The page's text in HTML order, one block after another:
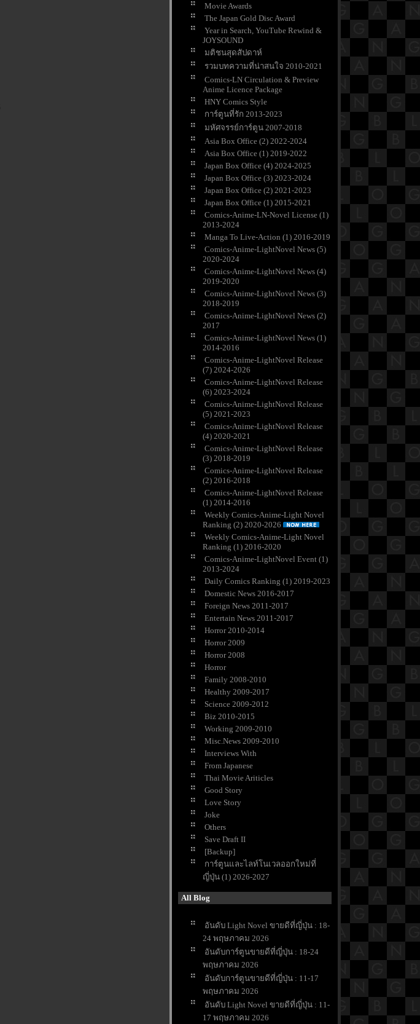
Movie Awards
The Japan Gold Disc Award
Year in Search, YouTube Rewind &
JOYSOUND
มติชนสุดสัปดาห์
รวมบทความที่น่าสนใจ 2010-2021
Comics-LN Circulation & Preview
Anime Licence Package
HNY Comics Style
การ์ตูนที่รัก 2013-2023
มหัศจรรย์การ์ตูน 2007-2018
Asia Box Office (2) 2022-2024
Asia Box Office (1) 2019-2022
Japan Box Office (4) 2024-2025
Japan Box Office (3) 2023-2024
Japan Box Office (2) 2021-2023
Japan Box Office (1) 2015-2021
Comics-Anime-LN-Novel License (1)
2013-2024
Manga To Live-Action (1) 2016-2019
Comics-Anime-LightNovel News (5)
2020-2024
Comics-Anime-LightNovel News (4)
2019-2020
Comics-Anime-LightNovel News (3)
2018-2019
Comics-Anime-LightNovel News (2)
2017
Comics-Anime-LightNovel News (1)
2014-2016
Comics-Anime-LightNovel Release
(7) 2024-2026
Comics-Anime-LightNovel Release
(6) 2023-2024
Comics-Anime-LightNovel Release
(5) 2021-2023
Comics-Anime-LightNovel Release
(4) 2020-2021
Comics-Anime-LightNovel Release
(3) 2018-2019
Comics-Anime-LightNovel Release
(2) 2016-2018
Comics-Anime-LightNovel Release
(1) 2014-2016
Weekly Comics-Anime-Light Novel
Ranking (2) 2020-2026
Weekly Comics-Anime-Light Novel
Ranking (1) 2016-2020
Comics-Anime-LightNovel Event (1)
2013-2024
Daily Comics Ranking (1) 2019-2023
Domestic News 2016-2017
Foreign News 2011-2017
Entertain News 2011-2017
Horror 2010-2014
Horror 2009
Horror 2008
Horror
Family 2008-2010
Healthy 2009-2017
Science 2009-2012
Biz 2010-2015
Working 2009-2010
Misc.News 2009-2010
Interviews With
From Japanese
Thai Movie Ariticles
Good Story
Love Story
Joke
Others
Save Draft II
[Backup]
การ์ตูนและไลท์โนเวลออกใหม่ที่
ญี่ปุ่น (1) 2026-2027
All Blog
อันดับ Light Novel ขายดีที่ญี่ปุ่น : 18-
24 พฤษภาคม 2026
อันดับการ์ตูนขายดีที่ญี่ปุ่น : 18-24
พฤษภาคม 2026
อันดับการ์ตูนขายดีที่ญี่ปุ่น : 11-17
พฤษภาคม 2026
อันดับ Light Novel ขายดีที่ญี่ปุ่น : 11-
17 พฤษภาคม 2026